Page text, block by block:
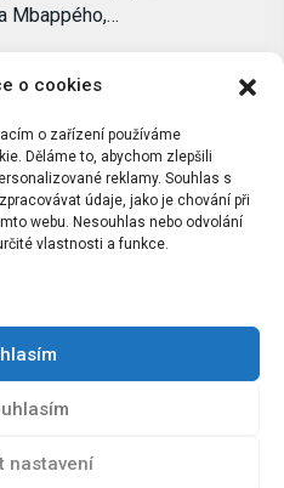
o cookies
o zařízení používáme
Děláme to, abychom zlepšili
reklamy. Souhlas s
údaje, jako je chování při
webu. Nesouhlas nebo odvolání
vlastnosti a funkce.
nastavení
Mbappého,…
je přísně zakázáno.